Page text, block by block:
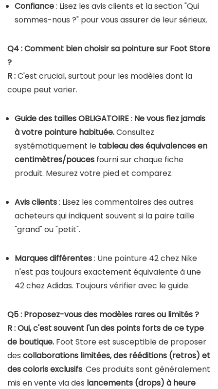
Confiance: Lisez les avis clients et la section "Qui
sommes-nous ?" pour vous assurer de leur sérieux.
Q4 : Comment bien choisir sa pointure sur Foot Store
?
R :C'est crucial, surtout pour les modèles dont la
coupe peut varier.
Guide des tailles OBLIGATOIRE: Ne vous fiez jamais
à votre pointure habituée.Consultez
systématiquement le tableau des équivalences en
centimètres/pouces fourni sur chaque fiche
produit. Mesurez votre pied et comparez.
Avis clients: Lisez les commentaires des autres
acheteurs qui indiquent souvent si la paire taille
"grand" ou "petit".
Marques différentes: Une pointure 42 chez Nike
n'est pas toujours exactement équivalente à une
42 chez Adidas. Toujours vérifier avec le guide.
Q5 : Proposez-vous des modèles rares ou limités ?
R :Oui, c'est souvent l'un des points forts de ce type
de boutique. Foot Store est susceptible de proposer
des collaborations limitées, des rééditions (retros) et
des coloris exclusifs. Ces produits sont généralement
mis en vente via des lancements (drops) à heure